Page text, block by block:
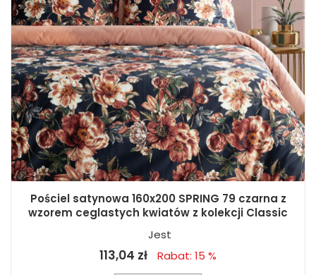
Pościel satynowa 160x200 SPRING 79 czarna z
wzorem ceglastych kwiatów z kolekcji Classic
Jest
113,04 zł Rabat: 15 %